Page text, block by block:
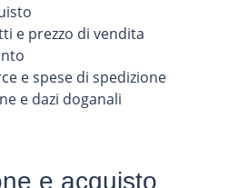
e prezzo di vendita
e spese di spedizione
e dazi doganali
e acquisto